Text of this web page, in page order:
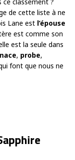
ce classement ?
de cette liste à ne
Lane est l’épouse
est comme son
est la seule dans
, probe,
font que nous ne